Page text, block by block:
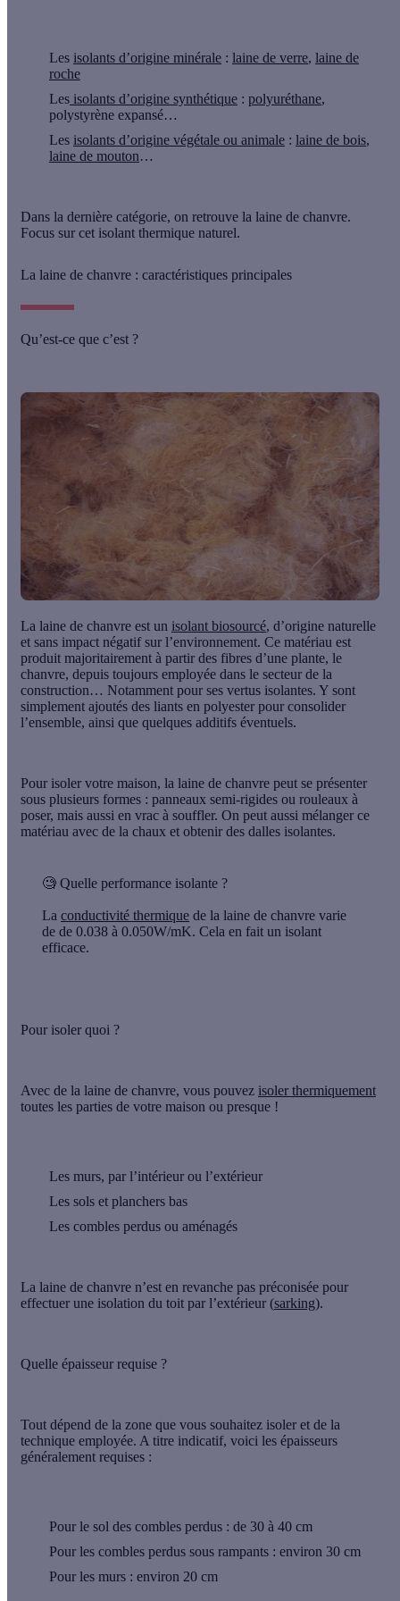
Les isolants d’origine minérale : laine de verre, laine de
roche
Les isolants d’origine synthétique : polyuréthane,
polystyrène expansé…
Les isolants d’origine végétale ou animale : laine de bois,
laine de mouton…
Dans la dernière catégorie, on retrouve la laine de chanvre.
Focus sur cet isolant thermique naturel.
La laine de chanvre : caractéristiques principales
Qu’est-ce que c’est ?
La laine de chanvre est un isolant biosourcé, d’origine naturelle
et sans impact négatif sur l’environnement. Ce matériau est
produit majoritairement à partir des fibres d’une plante, le
chanvre, depuis toujours employée dans le secteur de la
construction… Notamment pour ses vertus isolantes. Y sont
simplement ajoutés des liants en polyester pour consolider
l’ensemble, ainsi que quelques additifs éventuels.
Pour isoler votre maison, la laine de chanvre peut se présenter
sous plusieurs formes : panneaux semi-rigides ou rouleaux à
poser, mais aussi en vrac à souffler. On peut aussi mélanger ce
matériau avec de la chaux et obtenir des dalles isolantes.
🧐 Quelle performance isolante ?
La conductivité thermique de la laine de chanvre varie
de de 0.038 à 0.050W/mK. Cela en fait un isolant
efficace.
Pour isoler quoi ?
Avec de la laine de chanvre, vous pouvez isoler thermiquement
toutes les parties de votre maison ou presque !
Les murs, par l’intérieur ou l’extérieur
Les sols et planchers bas
Les combles perdus ou aménagés
La laine de chanvre n’est en revanche pas préconisée pour
effectuer une isolation du toit par l’extérieur (sarking).
Quelle épaisseur requise ?
Tout dépend de la zone que vous souhaitez isoler et de la
technique employée. A titre indicatif, voici les épaisseurs
généralement requises :
Pour le sol des combles perdus : de 30 à 40 cm
Pour les combles perdus sous rampants : environ 30 cm
Pour les murs : environ 20 cm